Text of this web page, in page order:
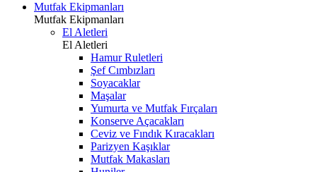
Mutfak Ekipmanları
Mutfak Ekipmanları
El Aletleri
El Aletleri
Hamur Ruletleri
Şef Cımbızları
Soyacaklar
Maşalar
Yumurta ve Mutfak Fırçaları
Konserve Açacakları
Ceviz ve Fındık Kıracakları
Parizyen Kaşıklar
Mutfak Makasları